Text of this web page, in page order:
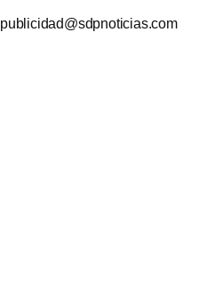
publicidad@sdpnoticias.com